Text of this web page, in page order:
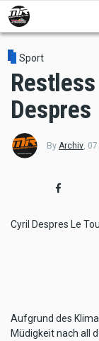
Skip
to
main
content
Sport
Despres
By Archiv,
Cyril Despres Le
Aufgrund des
Müdigkeit nach all